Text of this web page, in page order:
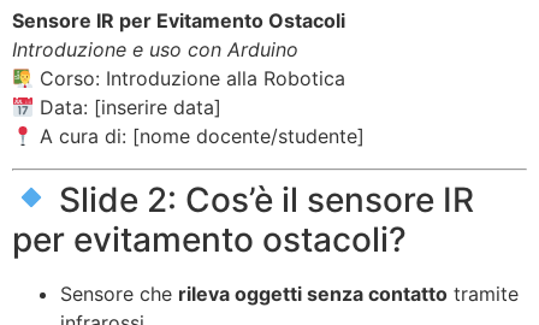
Sensore IR per Evitamento Ostacoli
Introduzione e uso con Arduino
Corso: Introduzione alla Robotica
Data: [inserire data]
A cura di: [nome docente/studente]
Slide 2: Cos’è il sensore IR
per evitamento ostacoli?
Sensore che rileva oggetti senza contatto tramite